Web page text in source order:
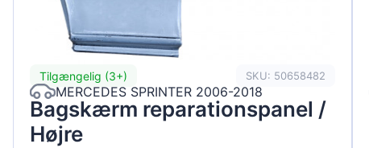
Tilgængelig (3+) SKU: 50658482
MERCEDES SPRINTER 2006-2018
Bagskærm reparationspanel /
Højre